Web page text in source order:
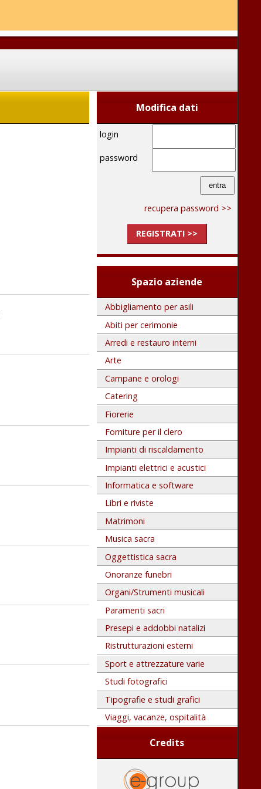
Modifica dati
login
password
recupera password >>
REGISTRATI >>
Spazio aziende
Abbigliamento per asili
Abiti per cerimonie
Arredi e restauro interni
Arte
Campane e orologi
Catering
Fiorerie
Forniture per il clero
Impianti di riscaldamento
Impianti elettrici e acustici
Informatica e software
Libri e riviste
Matrimoni
Musica sacra
Oggettistica sacra
Onoranze funebri
Organi/Strumenti musicali
Paramenti sacri
Presepi e addobbi natalizi
Ristrutturazioni esterni
Sport e attrezzature varie
Studi fotografici
Tipografie e studi grafici
Viaggi, vacanze, ospitalità
Credits